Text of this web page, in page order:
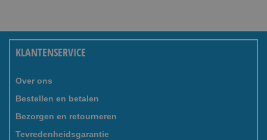
KLANTENSERVICE
Over ons
Bestellen en betalen
Bezorgen en retourneren
Tevredenheidsgarantie